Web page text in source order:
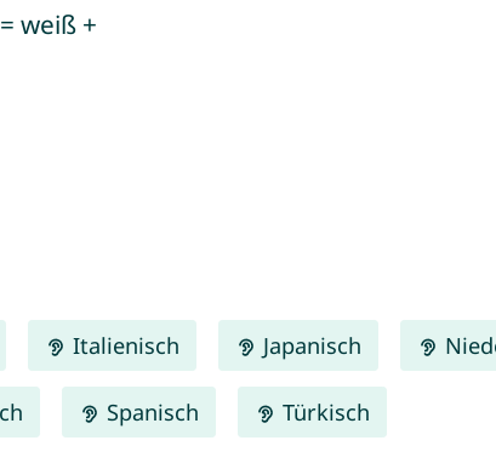
weiß +
Italienisch Japanisch
Spanisch Türkisch